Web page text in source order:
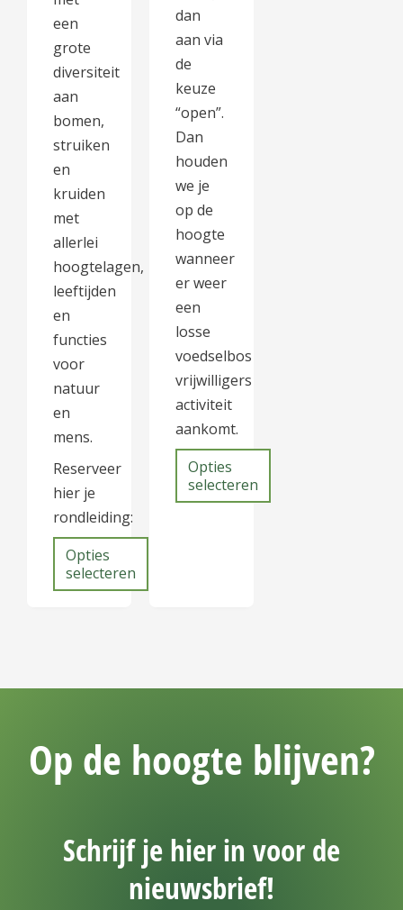
een
grote
diversiteit
aan
bomen,
struiken
en
kruiden
met
allerlei
hoogtelagen,
leeftijden
en
functies
voor
natuur
en
mens.
Reserveer
hier je
rondleiding:
Opties
selecteren
dan
aan via
de
keuze
“open”.
Dan
houden
we je
op de
hoogte
wanneer
er weer
een
losse
voedselbos
vrijwilligers
activiteit
aankomt.
Opties
selecteren
Op de hoogte blijven?
Schrijf je hier in voor de
nieuwsbrief!